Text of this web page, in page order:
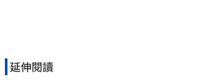
延伸閱讀